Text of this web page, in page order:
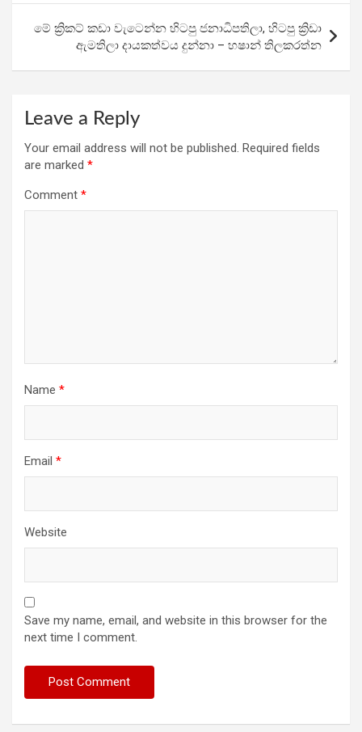
k
p
මේ ක්‍රිකට් කඩා වැටෙන්න හිටපු ජනාධිපතිලා, හිටපු ක්‍රිඩා
ඇමතිලා දායකත්වය දුන්නා – හෂාන් තිලකරත්න
Leave a Reply
Your email address will not be published. Required fields
are marked *
Comment *
Name *
Email *
Website
Save my name, email, and website in this browser for the
next time I comment.